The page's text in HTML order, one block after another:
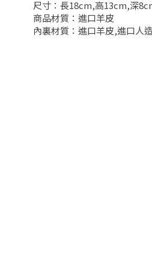
尺寸：長18cm,高13cm,深
商品材質：進口羊皮
內裏材質：進口羊皮,進口人